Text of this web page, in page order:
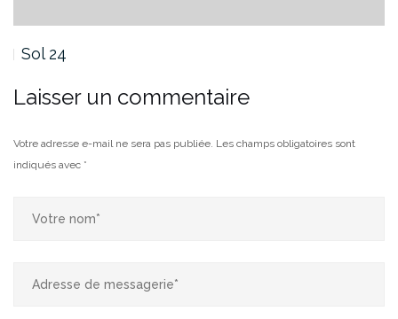
Sol 24
Laisser un commentaire
Votre adresse e-mail ne sera pas publiée. Les champs obligatoires sont
indiqués avec *